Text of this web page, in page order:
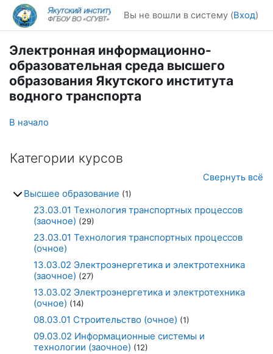
Перейти к основному содержанию
Вы не вошли в систему (Вход)
Электронная информационно-
образовательная среда высшего
образования Якутского института
водного транспорта
В начало
Категории курсов
Свернуть всё
Высшее образование (1)
23.03.01 Технология транспортных процессов
(заочное) (29)
23.03.01 Технология транспортных процессов
(очное)
13.03.02 Электроэнергетика и электротехника
(заочное) (27)
13.03.02 Электроэнергетика и электротехника
(очное) (14)
08.03.01 Строительство (очное) (1)
09.03.02 Информационные системы и
технологии (заочное) (12)